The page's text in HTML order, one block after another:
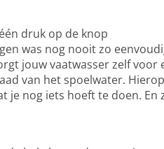
druk op de knop
was nog nooit zo
jouw vaatwasser zelf voor
van het spoelwater.
je nog iets hoeft te doen.